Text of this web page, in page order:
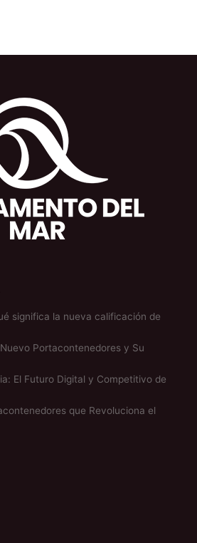
significa la nueva calificación de
Portacontenedores y Su
El Futuro Digital y Competitivo de
que Revoluciona el